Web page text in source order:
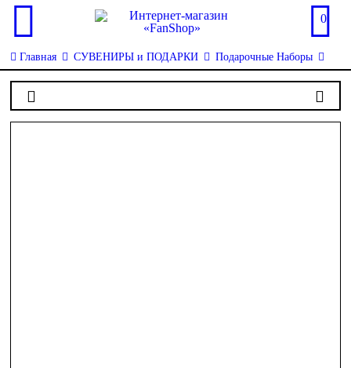
0
Главная СУВЕНИРЫ и ПОДАРКИ Подарочные Наборы